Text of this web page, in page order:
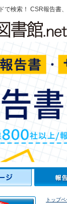
で検索！ CSR報告書
トップペ